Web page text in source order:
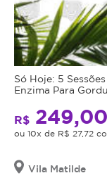
Só Hoje: 5
Enzima Para
R$ 249,00
ou 10x de R$ 27,72
Vila Matilde